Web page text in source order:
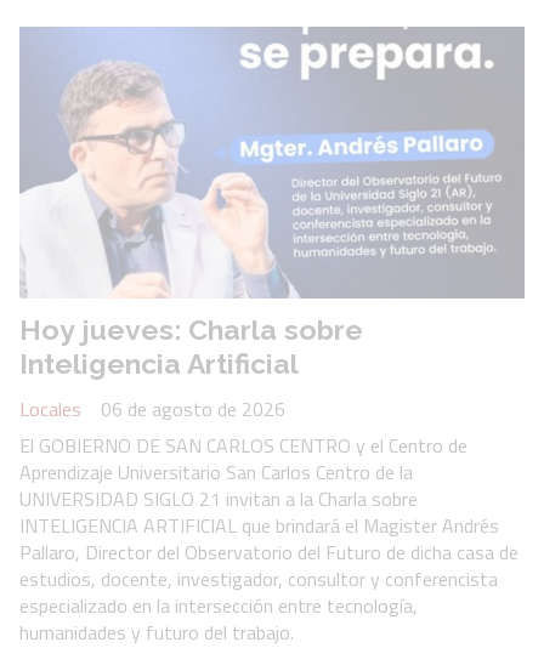
Hoy jueves: Charla sobre
Inteligencia Artificial
Locales
06 de agosto de 2026
El GOBIERNO DE SAN CARLOS CENTRO y el Centro de
Aprendizaje Universitario San Carlos Centro de la
UNIVERSIDAD SIGLO 21 invitan a la Charla sobre
INTELIGENCIA ARTIFICIAL que brindará el Magister Andrés
Pallaro, Director del Observatorio del Futuro de dicha casa de
estudios, docente, investigador, consultor y conferencista
especializado en la intersección entre tecnología,
humanidades y futuro del trabajo.